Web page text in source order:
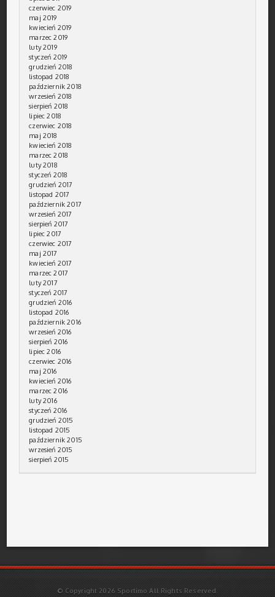
czerwiec 2019
maj 2019
kwiecień 2019
marzec 2019
luty 2019
styczeń 2019
grudzień 2018
listopad 2018
październik 2018
wrzesień 2018
sierpień 2018
lipiec 2018
czerwiec 2018
maj 2018
kwiecień 2018
marzec 2018
luty 2018
styczeń 2018
grudzień 2017
listopad 2017
październik 2017
wrzesień 2017
sierpień 2017
lipiec 2017
czerwiec 2017
maj 2017
kwiecień 2017
marzec 2017
luty 2017
styczeń 2017
grudzień 2016
listopad 2016
październik 2016
wrzesień 2016
sierpień 2016
lipiec 2016
czerwiec 2016
maj 2016
kwiecień 2016
marzec 2016
luty 2016
styczeń 2016
grudzień 2015
listopad 2015
październik 2015
wrzesień 2015
sierpień 2015
© Copyright 2026 Sportimo All Rights Reserved.